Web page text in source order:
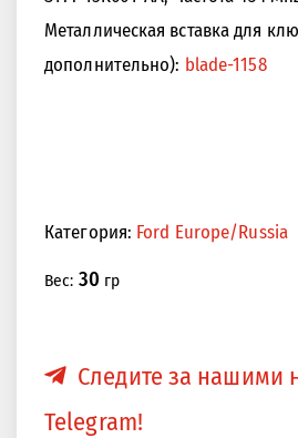
Металлическая вставка для
дополнительно): blade-1158
Категория: Ford Europe/Russia
Вес: 30 гр
Следите за нашими
Telegram!